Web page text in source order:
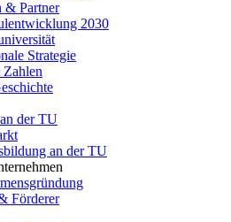
& Partner
2030
Strategie
der TU
an der TU
Förderer